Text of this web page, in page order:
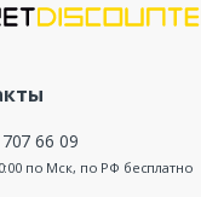
66 09
по Мск, по РФ бесплатно